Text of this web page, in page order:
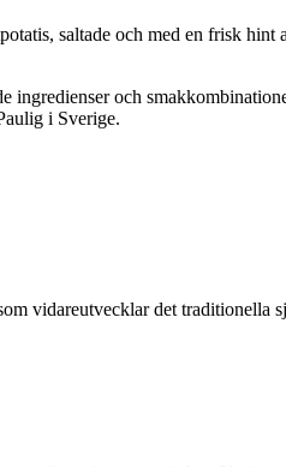
saltade och med en frisk hint
ingredienser och
i Sverige.
vidareutvecklar det traditionella